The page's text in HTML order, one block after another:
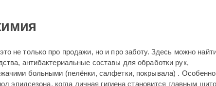
не только про продажи, но и про заботу. Здесь можно
антибактериальные составы для обработки рук,
больными (пелёнки, салфетки, покрывала) . Особенно
эпидсезона, когда личная гигиена становится главным